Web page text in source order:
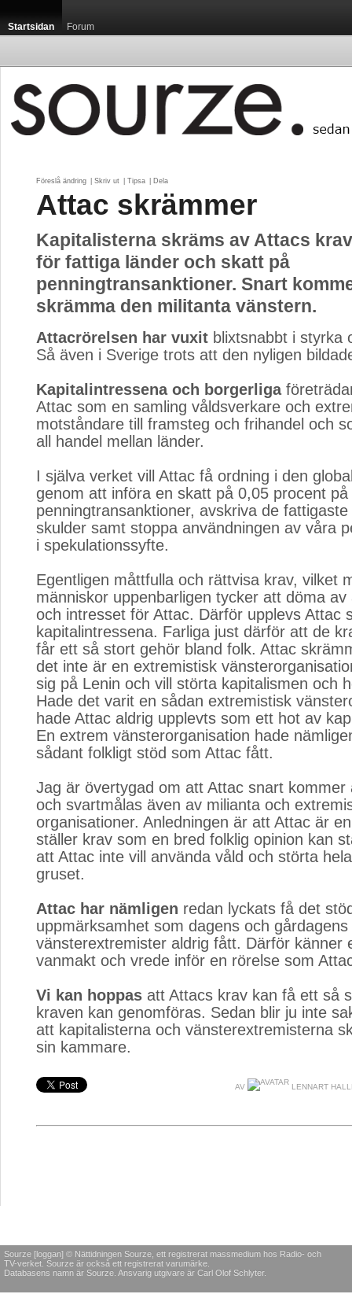
Startsidan Forum
Föreslå ändring Skriv ut Tipsa Dela
Attac skrämmer
Kapitalisterna skräms av Attacs
för fattiga länder och skatt på
penningtransanktioner. Snart
skrämma den militanta vänstern.
Attacrörelsen har vuxit blixtsnabbt i styrka
Så även i Sverige trots att den nyligen
Kapitalintressena och borgerliga
Attac som en samling våldsverkare och
motståndare till framsteg och frihandel och
all handel mellan länder.
I själva verket vill Attac få ordning i den
genom att införa en skatt på 0,05 procent på
penningtransanktioner, avskriva de
skulder samt stoppa användningen av våra
i spekulationssyfte.
Egentligen måttfulla och rättvisa krav, vilket
människor uppenbarligen tycker att döma av
och intresset för Attac. Därför upplevs Attac
kapitalintressena. Farliga just därför att de
får ett så stort gehör bland folk. Attac
det inte är en extremistisk
sig på Lenin och vill störta kapitalismen och
Hade det varit en sådan extremistisk
hade Attac aldrig upplevts som ett hot av
En extrem vänsterorganisation hade
sådant folkligt stöd som Attac fått.
Jag är övertygad om att Attac snart kommer
och svartmålas även av milianta och
organisationer. Anledningen är att Attac är
ställer krav som en bred folklig opinion kan
att Attac inte vill använda våld och störta
gruset.
Attac har nämligen redan lyckats få det
uppmärksamhet som dagens och
vänsterextremister aldrig fått. Därför känner
vanmakt och vrede inför en rörelse som
Vi kan hoppas att Attacs krav kan få ett så
kraven kan genomföras. Sedan blir ju inte
att kapitalisterna och vänsterextremisterna
sin kammare.
AV LENNART
Sourze [loggan] © Nättidningen Sourze, ett registrerat massmedium hos Radio- och
TV-verket. Sourze är också ett registrerat varumärke.
Databasens namn är Sourze. Ansvarig utgivare är Carl Olof Schlyter.